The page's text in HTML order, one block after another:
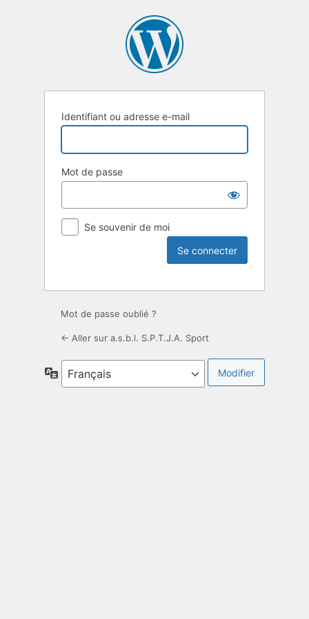
Identifiant ou adresse e-mail
Mot de passe
Se souvenir de moi
Mot de passe oublié ?
← Aller sur a.s.b.l. S.P.T.J.A. Sport
Langue